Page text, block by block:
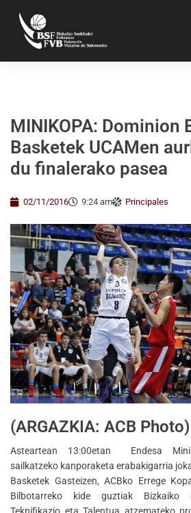
MINIKOPA: Dominion
Basketek UCAMen
du finalerako pasea
02/11/2016 9:24 am Principales
(ARGAZKIA: ACB Photo)
Asteartean 13:00etan Endesa
sailkatzeko kanporaketa erabakigarria
Basketek Gasteizen, ACBko Errege
Bilbotarreko kide guztiak Bizkaiko